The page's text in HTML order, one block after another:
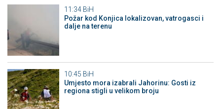
11:34 BiH
Požar kod Konjica lokalizovan, vatrogasci i
dalje na terenu
10:45 BiH
Umjesto mora izabrali Jahorinu: Gosti iz
regiona stigli u velikom broju